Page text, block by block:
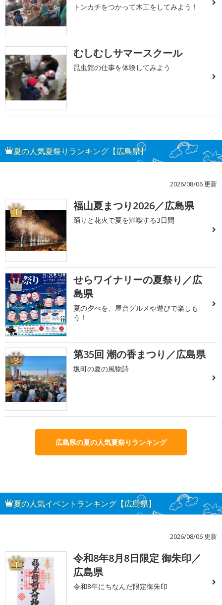
トンカチをつかって木工をしてみよう！
むしむしサマースクール
昆虫館の仕事を体験してみよう
夏の人気夏祭りランキング【広島県】
2026/08/06 更新
1 福山夏まつり2026／広島県
踊りと花火で夏を満喫する3日間
2
せらワイナリーの夏祭り／広
島県
夏の夕べを、屋台グルメや遊びで楽しも
う！
3 第35回 潮の香まつり／広島県
坂町の夏の風物詩
広島県の夏の人気夏祭りランキング
夏の人気イベントランキング【広島県】
2026/08/06 更新
1
令和8年8月8日限定 御朱印／
広島県
令和8年にちなんだ限定御朱印